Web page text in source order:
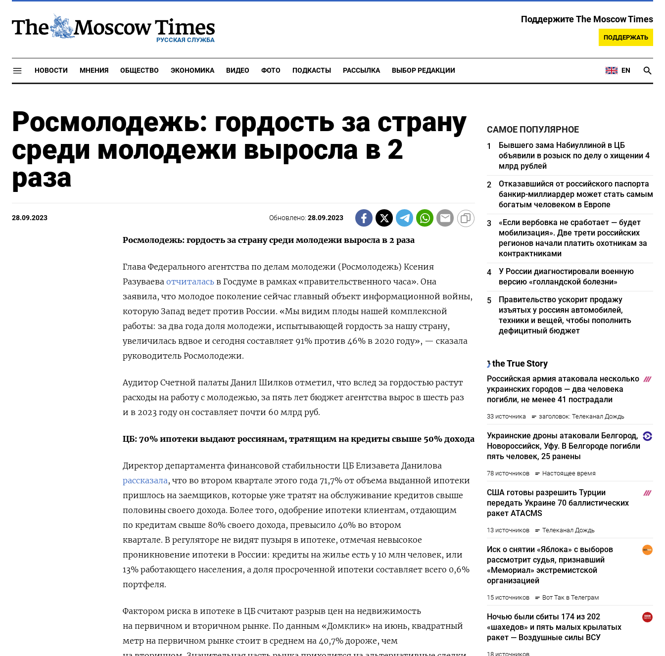
РУССКАЯ СЛУЖБА
Поддержите The Moscow Times
ПОДДЕРЖАТЬ
НОВОСТИ МНЕНИЯ ОБЩЕСТВО ЭКОНОМИКА ВИДЕО ФОТО ПОДКАСТЫ РАССЫЛКА ВЫБОР РЕДАКЦИИ EN
Росмолодежь: гордость за страну
среди молодежи выросла в 2
раза
28.09.2023 Обновлено:28.09.2023
Росмолодежь: гордость за страну среди молодежи выросла в 2 раза
Глава Федерального агентства по делам молодежи (Росмолодежь) Ксения
Разуваева отчиталась в Госдуме в рамках «правительственного часа». Она
заявила, что молодое поколение сейчас главный объект информационной войны,
которую Запад ведет против России. «Мы видим плоды нашей комплексной
работы: за два года доля молодежи, испытывающей гордость за нашу страну,
увеличилась вдвое и сегодня составляет 91% против 46% в 2020 году», — сказала
руководитель Росмолодежи.
Аудитор Счетной палаты Данил Шилков отметил, что вслед за гордостью растут
расходы на работу с молодежью, за пять лет бюджет агентства вырос в шесть раз
и в 2023 году он составляет почти 60 млрд руб.
ЦБ: 70% ипотеки выдают россиянам, тратящим на кредиты свыше 50% дохода
Директор департамента финансовой стабильности ЦБ Елизавета Данилова
рассказала, что во втором квартале этого года 71,7% от объема выданной ипотеки
пришлось на заемщиков, которые уже тратят на обслуживание кредитов свыше
половины своего дохода. Более того, одобрение ипотеки клиентам, отдающим
по кредитам свыше 80% своего дохода, превысило 40% во втором
квартале. В регуляторе не видят пузыря в ипотеке, отмечая невысокое
проникновение ипотеки в России: кредиты на жилье есть у 10 млн человек, или
13% работающего населения, а доля просроченной ипотеки составляет всего 0,6%
портфеля.
Фактором риска в ипотеке в ЦБ считают разрыв цен на недвижимость
на первичном и вторичном рынке. По данным «Домклик» на июнь, квадратный
метр на первичном рынке стоит в среднем на 40,7% дороже, чем
САМОЕ ПОПУЛЯРНОЕ
1
Бывшего зама Набиуллиной в ЦБ
объявили в розыск по делу о хищении 4
млрд рублей
2
Отказавшийся от российского паспорта
банкир-миллиардер может стать самым
богатым человеком в Европе
3
«Если вербовка не сработает — будет
мобилизация». Две трети российских
регионов начали платить охотникам за
контрактниками
4
У России диагностировали военную
версию «голландской болезни»
5
Правительство ускорит продажу
изъятых у россиян автомобилей,
техники и вещей, чтобы пополнить
дефицитный бюджет